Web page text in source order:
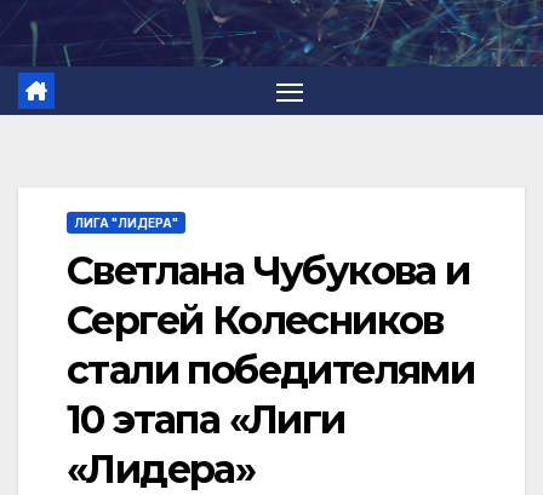
Перейти
содержимому
ЛИГА "ЛИДЕРА"
Светлана Чубукова и
Сергей Колесников
стали победителями
10 этапа «Лиги
«Лидера»